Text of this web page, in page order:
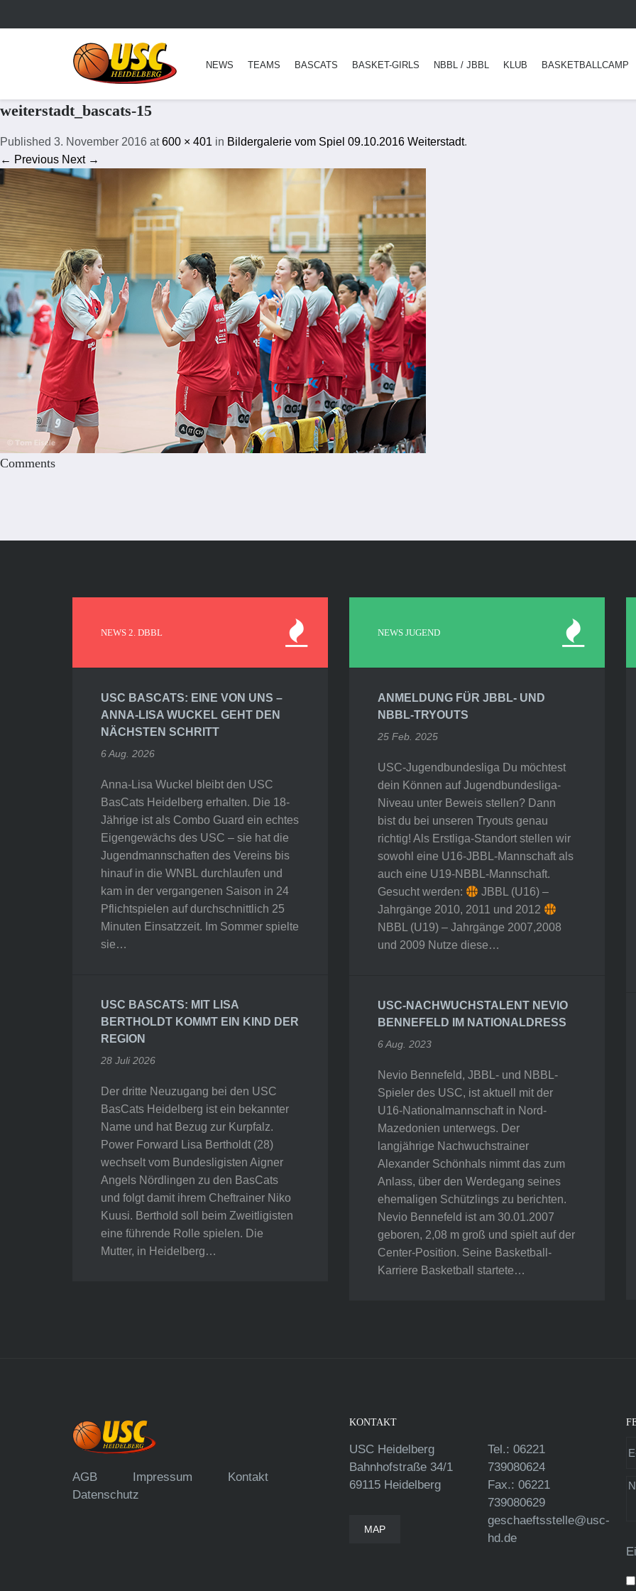
NEWS TEAMS BASCATS BASKET-GIRLS NBBL / JBBL KLUB BASKETBALLCAMP
weiterstadt_bascats-15
Published 3. November 2016 at600 × 401 in Bildergalerie vom Spiel 09.10.2016 Weiterstadt.
← Previous Next →
Comments
NEWS 2. DBBL
USC BASCATS: EINE VON UNS –
ANNA-LISA WUCKEL GEHT DEN
NÄCHSTEN SCHRITT
6 Aug. 2026
Anna-Lisa Wuckel bleibt den USC
BasCats Heidelberg erhalten. Die 18-
Jährige ist als Combo Guard ein echtes
Eigengewächs des USC – sie hat die
Jugendmannschaften des Vereins bis
hinauf in die WNBL durchlaufen und
kam in der vergangenen Saison in 24
Pflichtspielen auf durchschnittlich 25
Minuten Einsatzzeit. Im Sommer spielte
sie…
USC BASCATS: MIT LISA
BERTHOLDT KOMMT EIN KIND DER
REGION
28 Juli 2026
Der dritte Neuzugang bei den USC
BasCats Heidelberg ist ein bekannter
Name und hat Bezug zur Kurpfalz.
Power Forward Lisa Bertholdt (28)
wechselt vom Bundesligisten Aigner
Angels Nördlingen zu den BasCats
und folgt damit ihrem Cheftrainer Niko
Kuusi. Berthold soll beim Zweitligisten
eine führende Rolle spielen. Die
Mutter, in Heidelberg…
NEWS JUGEND
ANMELDUNG FÜR JBBL- UND
NBBL-TRYOUTS
25 Feb. 2025
USC-Jugendbundesliga Du möchtest
dein Können auf Jugendbundesliga-
Niveau unter Beweis stellen? Dann
bist du bei unseren Tryouts genau
richtig! Als Erstliga-Standort stellen wir
sowohl eine U16-JBBL-Mannschaft als
auch eine U19-NBBL-Mannschaft.
Gesucht werden:
JBBL (U16) –
Jahrgänge 2010, 2011 und 2012
NBBL (U19) – Jahrgänge 2007,2008
und 2009 Nutze diese…
USC-NACHWUCHSTALENT NEVIO
BENNEFELD IM NATIONALDRESS
6 Aug. 2023
Nevio Bennefeld, JBBL- und NBBL-
Spieler des USC, ist aktuell mit der
U16-Nationalmannschaft in Nord-
Mazedonien unterwegs. Der
langjährige Nachwuchstrainer
Alexander Schönhals nimmt das zum
Anlass, über den Werdegang seines
ehemaligen Schützlings zu berichten.
Nevio Bennefeld ist am 30.01.2007
geboren, 2,08 m groß und spielt auf der
Center-Position. Seine Basketball-
Karriere Basketball startete…
AGB Impressum
Kontakt
Datenschutz
KONTAKT
USC Heidelberg
Bahnhofstraße 34/1
69115 Heidelberg
MAP
Tel.: 06221
739080624
Fax.: 06221
739080629
geschaeftsstelle@usc-
hd.de